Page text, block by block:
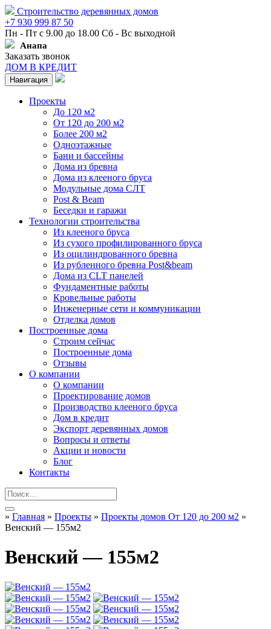
Строительство деревянных домов
+7 930 999 87 50
Пн - Пт с 9.00 до 18.00 Сб - Вс выходной
Анапа
Заказать звонок
ДОМ В КРЕДИТ
Навигация
Проекты
До 120 м2
От 120 до 200 м2
Более 200 м2
Одноэтажные
Бани и бассейны
Дома из бревна
Дома из клееного бруса
Модульные дома СЛТ
Post & Beam
Беседки и гаражи
Технологии строительства
Из клееного бруса
Из сухого профилированного бруса
Из оцилиндрованного бревна
Из рубленного бревна Post&beam
Дома из CLT панелей
Фундаментные работы
Кровельные работы
Инженерные сети и коммуникации
Отделка домов
Построенные дома
Строим сейчас
Построенные дома
Отзывы
О компании
О компании
Проектирование домов
Производство клееного бруса
Дом в кредит
Экспорт деревянных домов
Вопросы и ответы
Акции и новости
Блог
Контакты
» Главная » Проекты » Проекты домов От 120 до 200 м2 »
Венский — 155м2
Венский — 155м2